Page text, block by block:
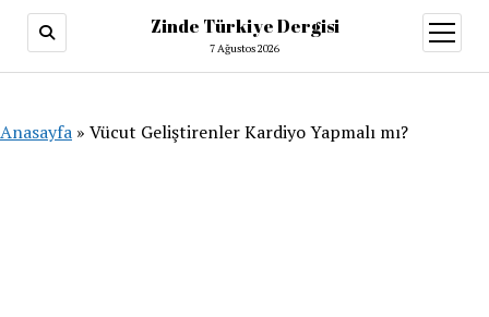
Zinde Türkiye Dergisi
7 Ağustos 2026
aç
Anasayfa » Vücut Geliştirenler Kardiyo Yapmalı mı?